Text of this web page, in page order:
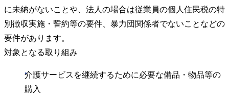
に未納がないことや、法人の場合は従業員の個人住民税の特
別徴収実施・誓約等の要件、暴力団関係者でないことなどの
要件があります。
対象となる取り組み
介護サービスを継続するために必要な備品・物品等の
購入